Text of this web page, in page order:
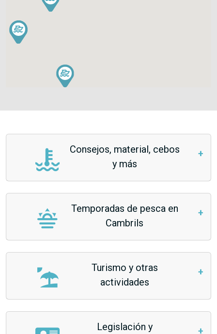
Consejos, material, cebos
y más
Temporadas de pesca en
Cambrils
Turismo y otras
actividades
Legislación y